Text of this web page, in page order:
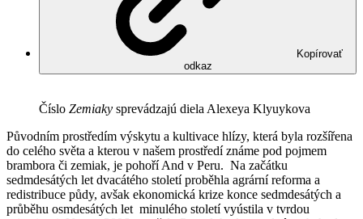
Kopírovať
odkaz
Číslo Zemiaky sprevádzajú diela Alexeya Klyuykova
Původním prostředím výskytu a kultivace hlízy, která byla rozšířena
do celého světa a kterou v našem prostředí známe pod pojmem
brambora či zemiak, je pohoří And v Peru. Na začátku
sedmdesátých let dvacátého století proběhla agrární reforma a
redistribuce půdy, avšak ekonomická krize konce sedmdesátých a
průběhu osmdesátých let minulého století vyústila v tvrdou